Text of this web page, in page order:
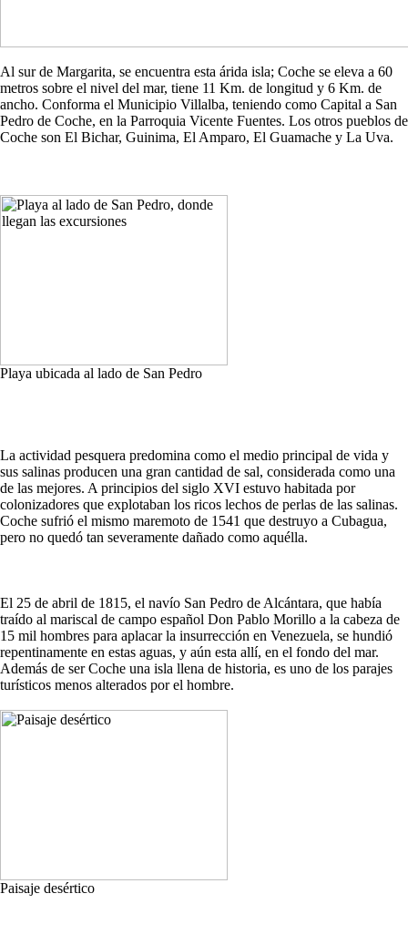
Al sur de Margarita, se encuentra esta árida isla; Coche se eleva a 60
metros sobre el nivel del mar, tiene 11 Km. de longitud y 6 Km. de
ancho. Conforma el Municipio Villalba, teniendo como Capital a San
Pedro de Coche, en la Parroquia Vicente Fuentes. Los otros pueblos de
Coche son El Bichar, Guinima, El Amparo, El Guamache y La Uva.
Playa ubicada al lado de San Pedro
La actividad pesquera predomina como el medio principal de vida y
sus salinas producen una gran cantidad de sal, considerada como una
de las mejores. A principios del siglo XVI estuvo habitada por
colonizadores que explotaban los ricos lechos de perlas de las salinas.
Coche sufrió el mismo maremoto de 1541 que destruyo a Cubagua,
pero no quedó tan severamente dañado como aquélla.
El 25 de abril de 1815, el navío San Pedro de Alcántara, que había
traído al mariscal de campo español Don Pablo Morillo a la cabeza de
15 mil hombres para aplacar la insurrección en Venezuela, se hundió
repentinamente en estas aguas, y aún esta allí, en el fondo del mar.
Además de ser Coche una isla llena de historia, es uno de los parajes
turísticos menos alterados por el hombre.
Paisaje desértico